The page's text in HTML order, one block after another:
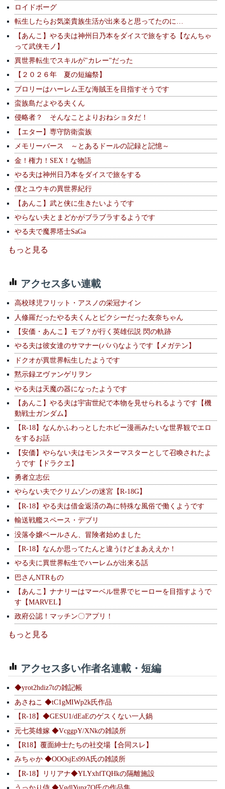
ロイドボーグ
転生したらお気楽貴族生活が出来ると思ってたのに…
【あんこ】やる夫は神州日乃本をダイスで旅をする【なんちゃ
って武侠モノ】
異世界転生でスキルが"カレー"だった
【２０２６年 夏の短編祭】
ブロリーはハーレム王な海賊王を目指すそうです
蛮族島だよやる夫くん
侵略者？ そんなことよりおねショタだ！
【エター】専守防衛蛮族
メモリーバース ～とあるドールの記録と記憶～
金！権力！SEX！な物語
やる夫は神州日乃本をダイスで旅をする
僕とユウキの異世界紀行
【あんこ】武と侠に生きたいようです
やらない夫とまどかがブラブラするようです
やる夫で魔界塔士SaGa
もっと見る
アクセス多い連載
高校球児フリット・アスノの栄冠ナイン
人修羅だったやる夫くんとピクシーだった友奈ちゃん
【安価・あんこ】モブ？が行く英雄伝説 閃の軌跡
やる夫は彼女達のサマナー(パパ)なようです【メガテン】
ドクオが異世界転生したようです
黙示録ヱヴァンゲリヲン
やる夫は天魔の器になったようです
【あんこ】やる夫は宇宙世紀で本物を見せられるようです【機
動戦士ガンダム】
【R-18】なんかふわっとしたホビー漫画みたいな世界観でエロ
をするお話
【安価】やらない夫はモンスターマスターとして召喚されたよ
うです【ドラクエ】
勇者立志伝
やらない夫でクリムゾンの迷宮【R-18G】
【R-18】やる夫は借金返済の為に特殊な風俗で働くようです
輸送戦艦スペース・デブリ
没落令嬢ベールさん、冒険者始めました
【R-18】なんか思ってたんと違うけどまあええか！
やる夫に異世界転生でハーレムが出来る話
巴さんNTRもの
【あんこ】ナナリーはマーベル世界でヒーローを目指すようで
す【MARVEL】
政府公認！マッチン〇アプリ！
もっと見る
アクセス多い作者名連載・短編
◆yrot2hdiz7tの雑記帳
あさねこ ◆tC1gMIWp2k氏作品
【R-18】◆GESU1/dEaEのゲスくない一人鍋
元七英雄嫁 ◆VcggpY/XNkの雑談所
【R18】覆面紳士たちの社交場【合同スレ】
みちゃか ◆OOOsjEs99A氏の雑談所
【R-18】リリアナ◆YLYxhfTQHkの隔離施設